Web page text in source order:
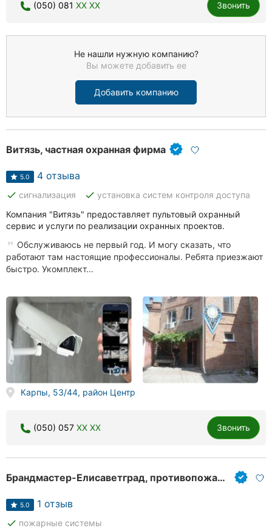
(050) 081 XX XX Звонить
Не нашли нужную компанию?
Вы можете добавить ее
Добавить компанию
Витязь, частная охранная фирма
5.0 4 отзыва
done сигнализация done установка систем контроля доступа
Компания "Витязь" предоставляет пультовый охранный
сервис и услуги по реализации охранных проектов.
Обслуживаюсь не первый год. И могу сказать, что
работают там настоящие профессионалы. Ребята приезжают
быстро. Укомплект...
Карпы, 53/44, район Центр
(050) 057 XX XX Звонить
Брандмастер-Елисаветград, противопожарные услуги
5.0 1 отзыв
done пожарные системы